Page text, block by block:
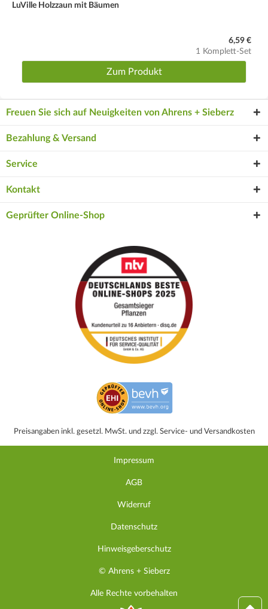
LuVille Holzzaun mit Bäumen
6,59 €
1 Komplett-Set
Zum Produkt
Freuen Sie sich auf Neuigkeiten von Ahrens + Sieberz
Bezahlung & Versand
Service
Kontakt
Geprüfter Online-Shop
Preisangaben inkl. gesetzl. MwSt. und zzgl. Service- und Versandkosten
Impressum
AGB
Widerruf
Datenschutz
Hinweisgeberschutz
© Ahrens + Sieberz
Alle Rechte vorbehalten